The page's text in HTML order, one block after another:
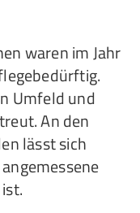
waren im Jahr
Umfeld und
An den
lässt sich